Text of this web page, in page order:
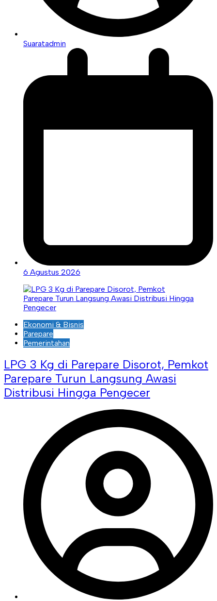
Suaratadmin
6 Agustus 2026
Ekonomi & Bisnis
Parepare
Pemerintahan
LPG 3 Kg di Parepare Disorot, Pemkot
Parepare Turun Langsung Awasi
Distribusi Hingga Pengecer